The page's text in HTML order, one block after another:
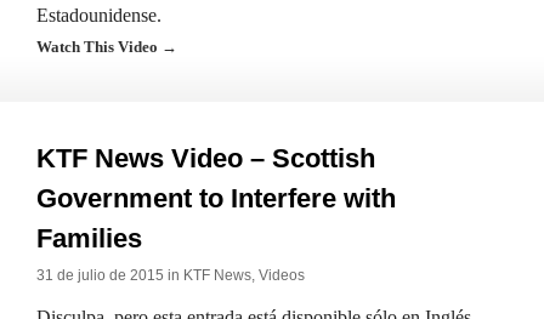
Estadounidense.
Watch This Video →
KTF News Video – Scottish
Government to Interfere with
Families
31 de julio de 2015 in KTF News, Videos